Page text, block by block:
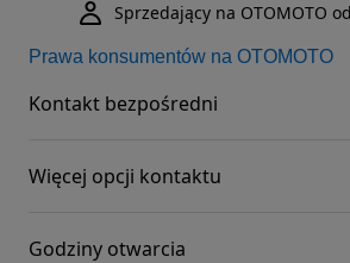
Sprzedający na OTOMOTO
Prawa konsumentów na OTOMOTO
Kontakt bezpośredni
Więcej opcji kontaktu
Godziny otwarcia